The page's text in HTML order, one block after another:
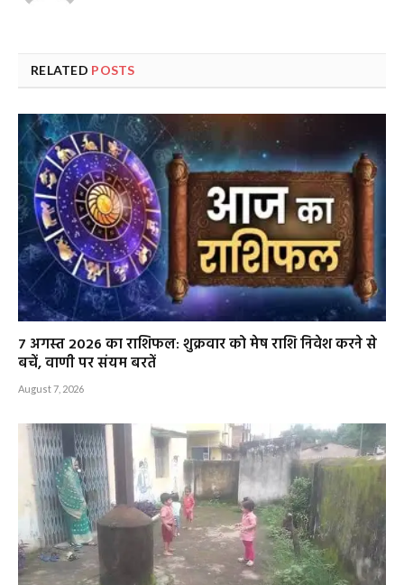
RELATED POSTS
7 अगस्त 2026 का राशिफल: शुक्रवार को मेष राशि निवेश करने से
बचें, वाणी पर संयम बरतें
August 7, 2026